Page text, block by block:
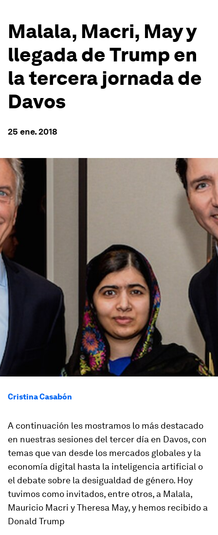
Malala, Macri, May y
llegada de Trump en
la tercera jornada de
Davos
25 ene. 2018
Cristina Casabón
A continuación les mostramos lo más destacado
en nuestras sesiones del tercer día en Davos, con
temas que van desde los mercados globales y la
economía digital hasta la inteligencia artificial o
el debate sobre la desigualdad de género. Hoy
tuvimos como invitados, entre otros, a Malala,
Mauricio Macri y Theresa May, y hemos recibido a
Donald Trump